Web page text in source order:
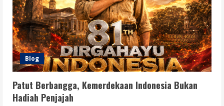
Blog
Patut Berbangga, Kemerdekaan Indonesia Bukan
Hadiah Penjajah